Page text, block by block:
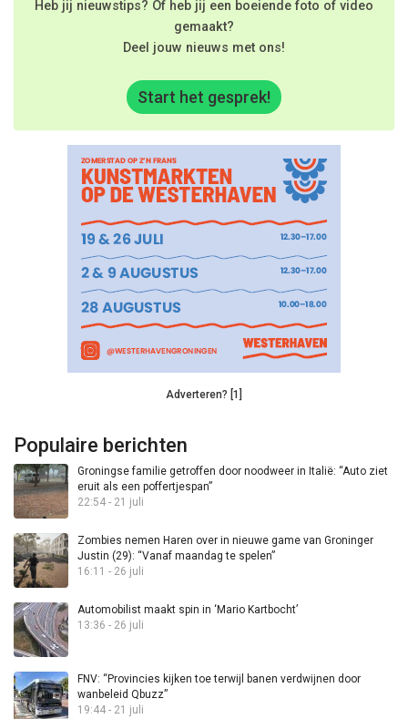
Heb jij nieuwstips? Of heb jij een boeiende foto of video
gemaakt?
Deel jouw nieuws met ons!
Start het gesprek!
Adverteren? [1]
Populaire berichten
Groningse familie getroffen door noodweer in Italië: “Auto ziet
eruit als een poffertjespan”
22:54 - 21 juli
Zombies nemen Haren over in nieuwe game van Groninger
Justin (29): “Vanaf maandag te spelen”
16:11 - 26 juli
Automobilist maakt spin in ‘Mario Kartbocht’
13:36 - 26 juli
FNV: “Provincies kijken toe terwijl banen verdwijnen door
wanbeleid Qbuzz”
19:44 - 21 juli